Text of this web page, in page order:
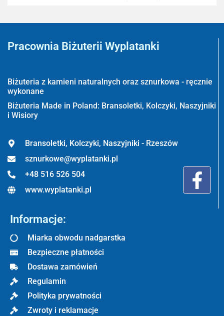
Pracownia Biżuterii Wyplatanki
Biżuteria z kamieni naturalnych oraz sznurkowa - ręcznie
wykonane
Biżuteria Made in Poland: Bransoletki, Kolczyki, Naszyjniki
i Wisiory
Bransoletki, Kolczyki, Naszyjniki - Rzeszów
sznurkowe@wyplatanki.pl
+48 516 526 504
www.wyplatanki.pl
Informacje:
Miarka obwodu nadgarstka
Bezpieczne płatności
Dostawa zamówień
Regulamin
Polityka prywatności
Zwroty i reklamacje